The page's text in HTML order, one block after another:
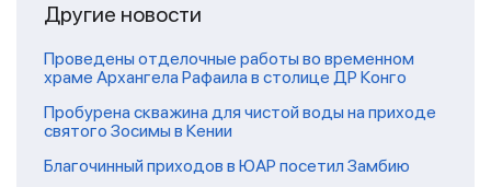
Другие новости
Проведены отделочные работы во временном
храме Архангела Рафаила в столице ДР Конго
Пробурена скважина для чистой воды на приходе
святого Зосимы в Кении
Благочинный приходов в ЮАР посетил Замбию